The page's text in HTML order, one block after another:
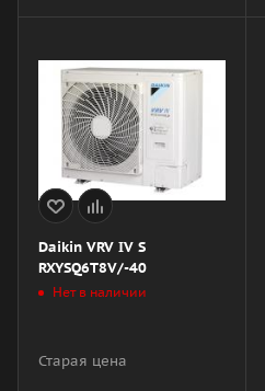
Daikin VRV IV S
RXYSQ6T8V/-40
Нет в наличии
Старая цена